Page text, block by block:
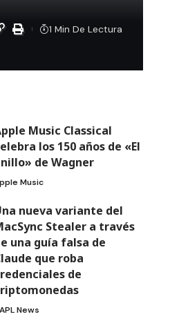
1 Min De Lectura
Music Classical
los 150 años de «El
de Wagner
Music
nueva variante del
Stealer a través
una guía falsa de
que roba
de
News